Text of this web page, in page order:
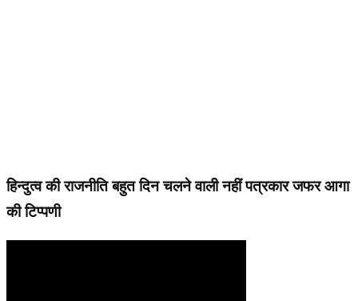
हिन्दुत्व की राजनीति बहुत दिन चलने वाली नहीं पत्रकार जफर आगा
की टिप्पणी